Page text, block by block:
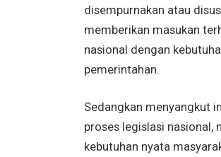
disempurnakan atau
memberikan masukan
nasional dengan
pemerintahan.
Sedangkan menyangkut
proses legislasi nasional,
kebutuhan nyata